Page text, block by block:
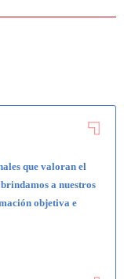
que valoran el
a nuestros
objetiva e